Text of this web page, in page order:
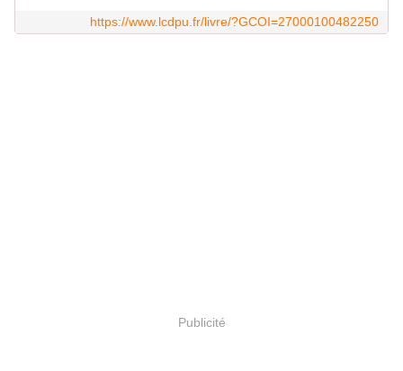
https://www.lcdpu.fr/livre/?GCOI=27000100482250
Publicité